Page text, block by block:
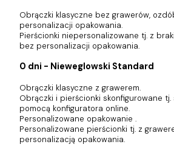
Obrączki klasyczne bez grawerów,
personalizacji opakowania.
Pierścionki niepersonalizowane tj. z
bez personalizacji opakowania.
0 dni - Nieweglowski Standard
Obrączki klasyczne z grawerem.
Obrączki i pierścionki skonfigurowane
pomocą konfiguratora online.
Personalizowane opakowanie .
Personalizowane pierścionki tj. z
personalizacją opakowania.